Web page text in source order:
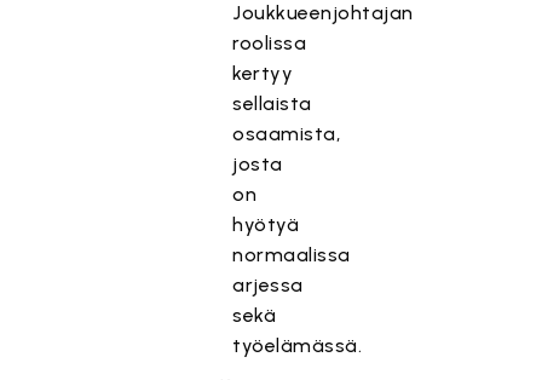
Joukkueenjohtajan
roolissa
kertyy
sellaista
osaamista,
josta
on
hyötyä
normaalissa
arjessa
sekä
työelämässä.